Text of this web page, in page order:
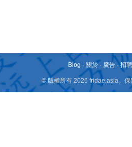
Blog - 關於 - 廣告 -招
© 版權所有 2026 fridae.asia。